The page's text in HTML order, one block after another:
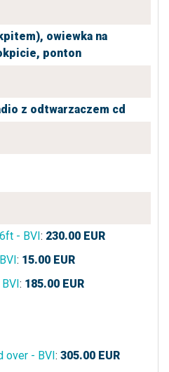
owiewka na
ponton
z odtwarzaczem cd
- BVI: 230.00 EUR
: 15.00 EUR
: 185.00 EUR
over - BVI: 305.00 EUR